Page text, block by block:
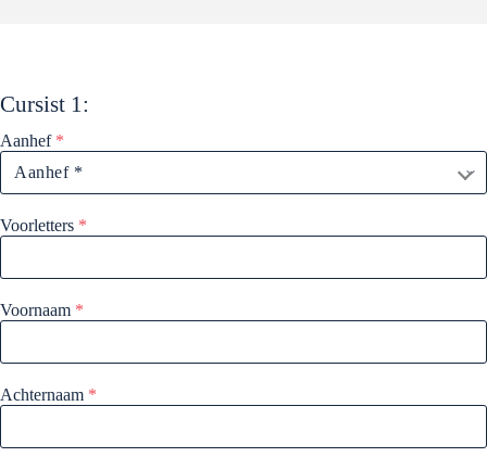
Cursist 1:
Aanhef *
Voorletters *
Voornaam *
Achternaam *